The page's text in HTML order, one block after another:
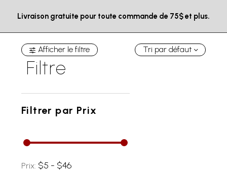
Livraison gratuite pour toute commande de 75$ et plus.
Afficher le filtre
Filtre
Filtrer par Prix
Prix: $5 - $46
Tri par défaut